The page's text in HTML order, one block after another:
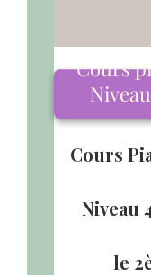
Cours
Cours
Niveau
le